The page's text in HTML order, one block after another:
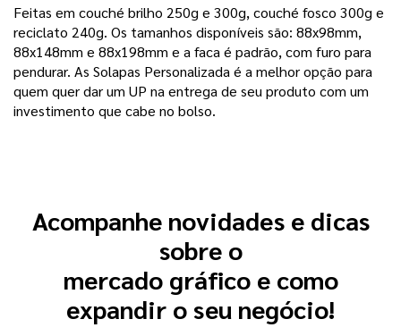
Feitas em couché brilho 250g e 300g, couché fosco 300g e
reciclato 240g. Os tamanhos disponíveis são: 88x98mm,
88x148mm e 88x198mm e a faca é padrão, com furo para
pendurar. As Solapas Personalizada é a melhor opção para
quem quer dar um UP na entrega de seu produto com um
investimento que cabe no bolso.
Acompanhe novidades e dicas
sobre o
mercado gráfico e como
expandir o seu negócio!